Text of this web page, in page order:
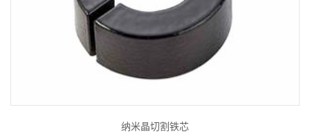
纳米晶切割铁芯